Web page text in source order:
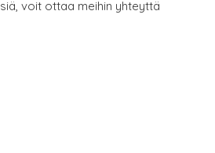
voit ottaa meihin yhteyttä